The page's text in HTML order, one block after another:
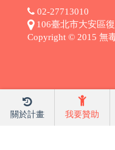
關於計畫 我要贊助
02-27713010
106臺北市大安區
Copyright © 2015 無